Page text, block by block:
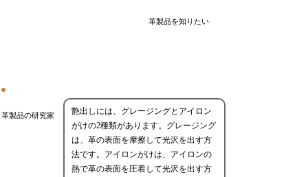
革製品を知りたい
革製品の研究家
艶出しには、グレージングとアイロン
がけの2種類があります。グレージング
は、革の表面を摩擦して光沢を出す方
法です。アイロンがけは、アイロンの
熱で革の表面を圧着して光沢を出す方